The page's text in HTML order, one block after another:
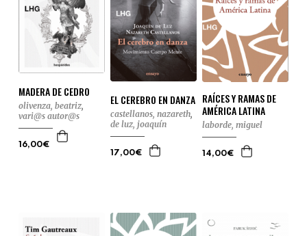
MADERA DE CEDRO
olivenza, beatriz,
vari@s autor@s
16,00€
EL CEREBRO EN DANZA
castellanos, nazareth,
de luz, joaquín
17,00€
RAÍCES Y RAMAS DE
AMÉRICA LATINA
laborde, miguel
14,00€